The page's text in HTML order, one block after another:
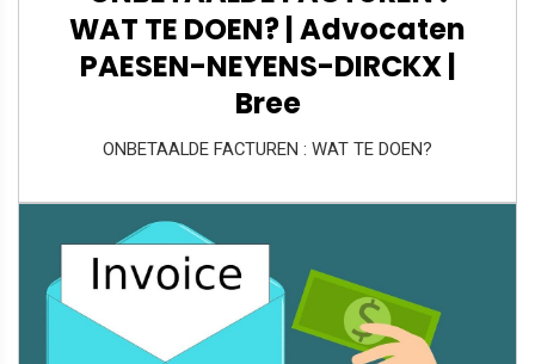
WAT TE DOEN? | Advocaten
PAESEN-NEYENS-DIRCKX |
Bree
ONBETAALDE FACTUREN : WAT TE DOEN?